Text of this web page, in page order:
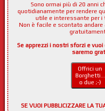
Sono ormai più di 20 anni
quotidianamente per rendere
utile e interessante per i
Non è facile e scontato
Se apprezzi i nostri sforzi e
saremo
Offrici un
Borghetti...
o due ;-)
SE VUOI PUBBLICIZZARE LA